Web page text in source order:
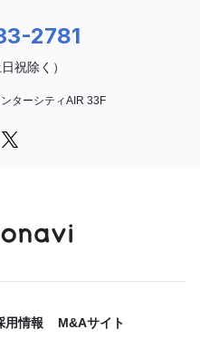
2781
ターシティAIR 33F
用情報 M&Aサイト